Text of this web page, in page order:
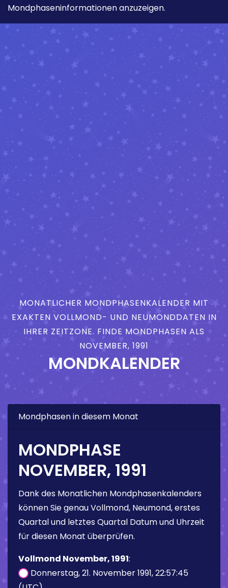
Mondphaseninformationen anzuzeigen.
MONATLICHER MONDPHASENKALENDER MIT
EXAKTEN VOLLMOND- UND NEUMONDDATEN IN
IHRER ZEITZONE. FINDE MONDPHASEN ALS
NOVEMBER, 1991
MONDKALENDER
Mondphasen in diesem Monat
MONDPHASE
NOVEMBER, 1991
Dank des Monatlichen Mondphasenkalenders
können Sie genau Vollmond, Neumond, erstes
Quartal und letztes Quartal Datum und Uhrzeit
für diesen Monat überprüfen.
Vollmond November, 1991:
Donnerstag, 21. November 1991, 22:57:45